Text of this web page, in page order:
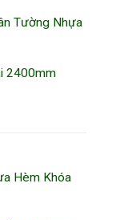
Tường Nhựa
2400mm
Hèm Khóa